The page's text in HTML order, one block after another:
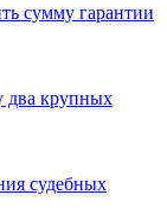
сумму гарантии
два крупных
судебных